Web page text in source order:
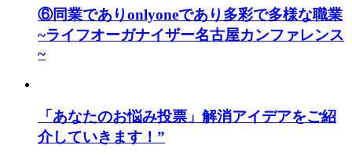
⑥同業でありonlyoneであり多彩で多様な職業
~ライフオーガナイザー名古屋カンファレンス
~
「あなたのお悩み投票」解消アイデアをご紹
介していきます！”